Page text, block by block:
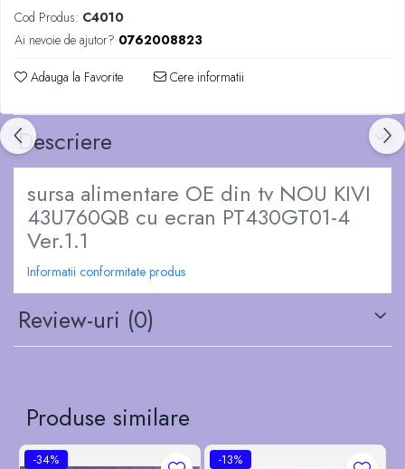
Cod Produs: C4010
Ai nevoie de ajutor? 0762008823
Adauga la Favorite Cere informatii
Descriere
sursa alimentare OE din tv NOU KIVI
43U760QB cu ecran PT430GT01-4
Ver.1.1
Informatii conformitate produs
Review-uri (0)
Produse similare
-34% -13%